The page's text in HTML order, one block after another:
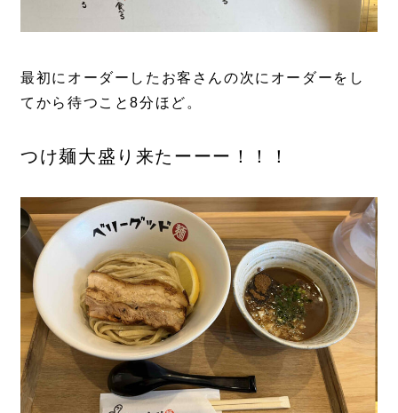
最初にオーダーしたお客さんの次にオーダーをし
てから待つこと8分ほど。
つけ麺大盛り来たーーー！！！